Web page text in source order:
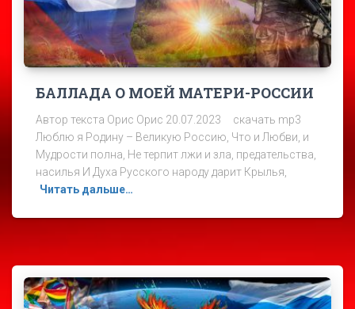
БАЛЛАДА О МОЕЙ МАТЕРИ-РОССИИ
Автор текста Орис Орис 20.07.2023 скачать mp3
Люблю я Родину – Великую Россию, Что и Любви, и
Мудрости полна, Не терпит лжи и зла, предательства,
насилья И Духа Русского народу дарит Крылья,
Читать дальше…